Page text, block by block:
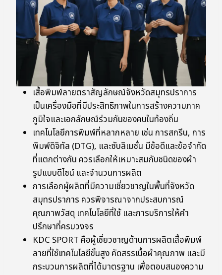
เสื้อพิมพ์ลายตราสัญลักษณ์จังหวัดสมุทรปราการ
เป็นเครื่องมือที่มีประสิทธิภาพในการสร้างความภาค
ภูมิใจและเอกลักษณ์ร่วมกันของคนในท้องถิ่น
เทคโนโลยีการพิมพ์ที่หลากหลาย เช่น การสกรีน, การ
พิมพ์ดิจิทัล (DTG), และซับลิเมชั่น มีข้อดีและข้อจำกัด
ที่แตกต่างกัน ควรเลือกให้เหมาะสมกับชนิดของผ้า
รูปแบบดีไซน์ และจำนวนการผลิต
การเลือกผู้ผลิตที่มีความเชี่ยวชาญในพื้นที่จังหวัด
สมุทรปราการ ควรพิจารณาจากประสบการณ์
คุณภาพวัสดุ เทคโนโลยีที่ใช้ และการบริการให้คำ
ปรึกษาที่ครบวงจร
KDC SPORT คือผู้เชี่ยวชาญด้านการผลิตเสื้อพิมพ์
ลายที่ใช้เทคโนโลยีขั้นสูง คัดสรรเนื้อผ้าคุณภาพ และมี
กระบวนการผลิตที่ได้มาตรฐาน เพื่อตอบสนองความ